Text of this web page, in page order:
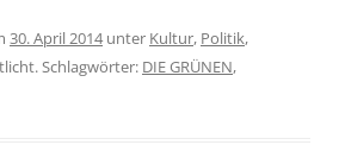
30. April 2014unter Kultur, Politik,
Schlagwörter: DIE GRÜNEN,